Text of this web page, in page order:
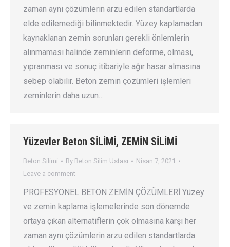
zaman aynı çözümlerin arzu edilen standartlarda
elde edilemediği bilinmektedir. Yüzey kaplamadan
kaynaklanan zemin sorunları gerekli önlemlerin
alınmaması halinde zeminlerin deforme, olması,
yıpranması ve sonuç itibariyle ağır hasar almasına
sebep olabilir. Beton zemin çözümleri işlemleri
zeminlerin daha uzun…
Yüzevler Beton SİLİMİ, ZEMİN SİLİMİ
Beton Silimi By Beton Silim Ustası
Nisan 7, 2021
Leave a comment
PROFESYONEL BETON ZEMİN ÇÖZÜMLERİ Yüzey
ve zemin kaplama işlemelerinde son dönemde
ortaya çıkan alternatiflerin çok olmasına karşı her
zaman aynı çözümlerin arzu edilen standartlarda